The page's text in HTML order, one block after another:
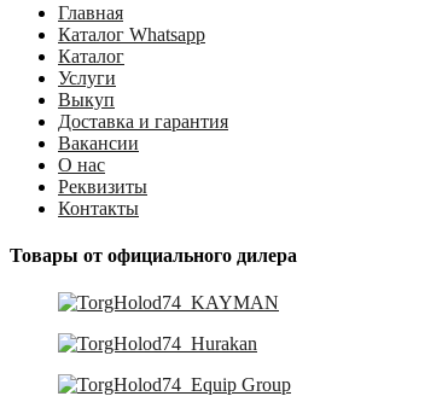
Главная
Каталог Whatsapp
Каталог
Услуги
Выкуп
Доставка и гарантия
Вакансии
О нас
Реквизиты
Контакты
Товары от официального дилера